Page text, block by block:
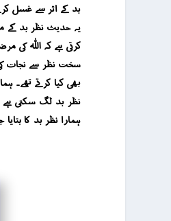
بد کے اثر سے غسل کرنے
یہ حدیث نظر بد کے
کرتی ہے کہ اللہ کی
سخت نظر سے نجات
بھی کیا کرتے تھے۔
نظر بد لگ سکتی ہے
ہمارا نظر بد کا